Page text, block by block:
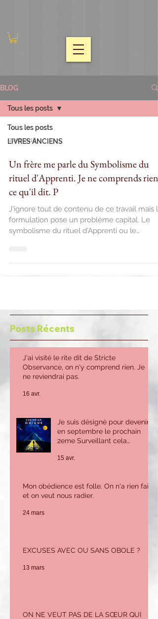
BLOG
Tous les posts
LIVRES ANCIENS
Tous les posts
2 avr. 2018
Un frère me parle du Symbolisme du
rituel d'Apprenti. Je ne comprends rien à
ce qu'il dit. P
J'ignore tout de contenu de ce travail mais la
formulation pose un problème capital. Le
symbolisme du rituel d'Apprenti ou le
Posts Récents
J'ai visité le rite dit de Stricte
Observance, on n'y comprend rien. Je
ne reviendrai pas.
16 avr.
Je suis désigné pour devenir
en septembre le prochain
2eme Surveillant cela
n'ai pas le savoir ni
15 avr.
Mon obédience est folle. On n'a rien fait
et on veut nous radier.
24 mars
EXCUSES AVEC OU SANS OBOLE ?
13 mars
ON NE VEUT PAS DE LA SŒUR QUI